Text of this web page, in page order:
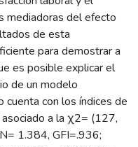
mediadoras del efecto
de esta
para demostrar a
es posible explicar el
de un modelo
cuenta con los índices de
a la χ2= (127,
1.384, GFI=.936;